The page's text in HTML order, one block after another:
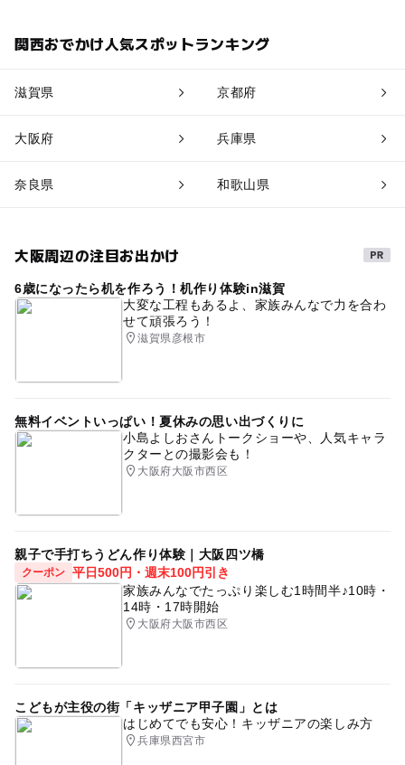
関西おでかけ人気スポットランキング
滋賀県 京都府
大阪府 兵庫県
奈良県 和歌山県
大阪周辺の注目お出かけ
6歳になったら机を作ろう！机作り体験in滋賀
大変な工程もあるよ、家族みんなで力を合わ
せて頑張ろう！
滋賀県彦根市
無料イベントいっぱい！夏休みの思い出づくりに
小島よしおさんトークショーや、人気キャラ
クターとの撮影会も！
大阪府大阪市西区
親子で手打ちうどん作り体験｜大阪四ツ橋
クーポン 平日500円・週末100円引き
家族みんなでたっぷり楽しむ1時間半♪10時・
14時・17時開始
大阪府大阪市西区
こどもが主役の街「キッザニア甲子園」とは
はじめてでも安心！キッザニアの楽しみ方
兵庫県西宮市